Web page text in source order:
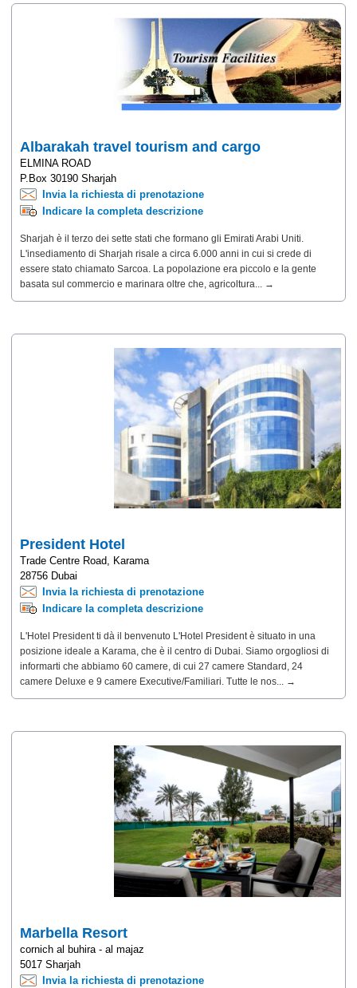
Albarakah travel tourism and cargo
ELMINA ROAD
P.Box 30190 Sharjah
Invia la richiesta di prenotazione
Indicare la completa descrizione
Sharjah è il terzo dei sette stati che formano gli Emirati Arabi Uniti.
L'insediamento di Sharjah risale a circa 6.000 anni in cui si crede di
essere stato chiamato Sarcoa. La popolazione era piccolo e la gente
basata sul commercio e marinara oltre che, agricoltura... →
President Hotel
Trade Centre Road, Karama
28756 Dubai
Invia la richiesta di prenotazione
Indicare la completa descrizione
L'Hotel President ti dà il benvenuto L'Hotel President è situato in una
posizione ideale a Karama, che è il centro di Dubai. Siamo orgogliosi di
informarti che abbiamo 60 camere, di cui 27 camere Standard, 24
camere Deluxe e 9 camere Executive/Familiari. Tutte le nos... →
Marbella Resort
cornich al buhira - al majaz
5017 Sharjah
Invia la richiesta di prenotazione